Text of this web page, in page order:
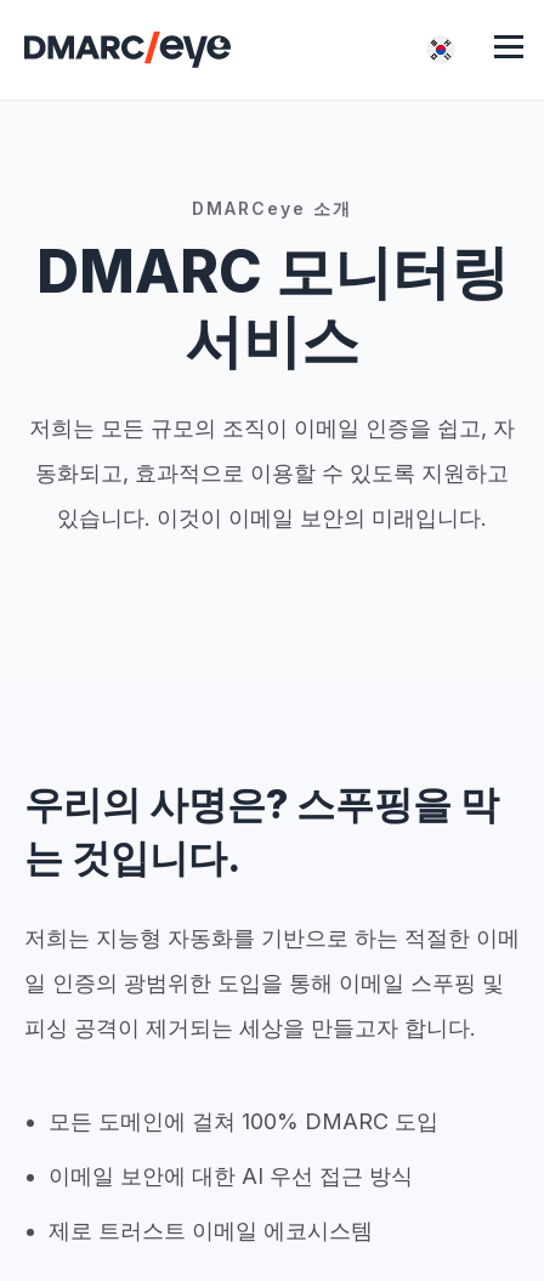
DMARCeye 소개
DMARC 모니터링
서비스
저희는 모든 규모의 조직이 이메일 인증을 쉽고, 자
동화되고, 효과적으로 이용할 수 있도록 지원하고
있습니다. 이것이 이메일 보안의 미래입니다.
우리의 사명은? 스푸핑을 막
는 것입니다.
저희는 지능형 자동화를 기반으로 하는 적절한 이메
일 인증의 광범위한 도입을 통해 이메일 스푸핑 및
피싱 공격이 제거되는 세상을 만들고자 합니다.
모든 도메인에 걸쳐 100% DMARC 도입
이메일 보안에 대한 AI 우선 접근 방식
제로 트러스트 이메일 에코시스템